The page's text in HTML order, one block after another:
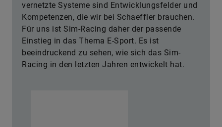
vernetzte Systeme sind Entwicklungsfelder und
Kompetenzen, die wir bei Schaeffler brauchen.
Für uns ist Sim-Racing daher der passende
Einstieg in das Thema E-Sport. Es ist
beeindruckend zu sehen, wie sich das Sim-
Racing in den letzten Jahren entwickelt hat.